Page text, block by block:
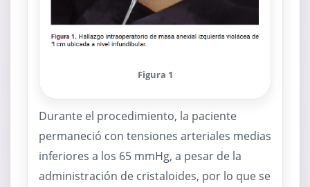
Figura 1
Durante el procedimiento, la paciente
permaneció con tensiones arteriales medias
inferiores a los 65 mmHg, a pesar de la
administración de cristaloides, por lo que se